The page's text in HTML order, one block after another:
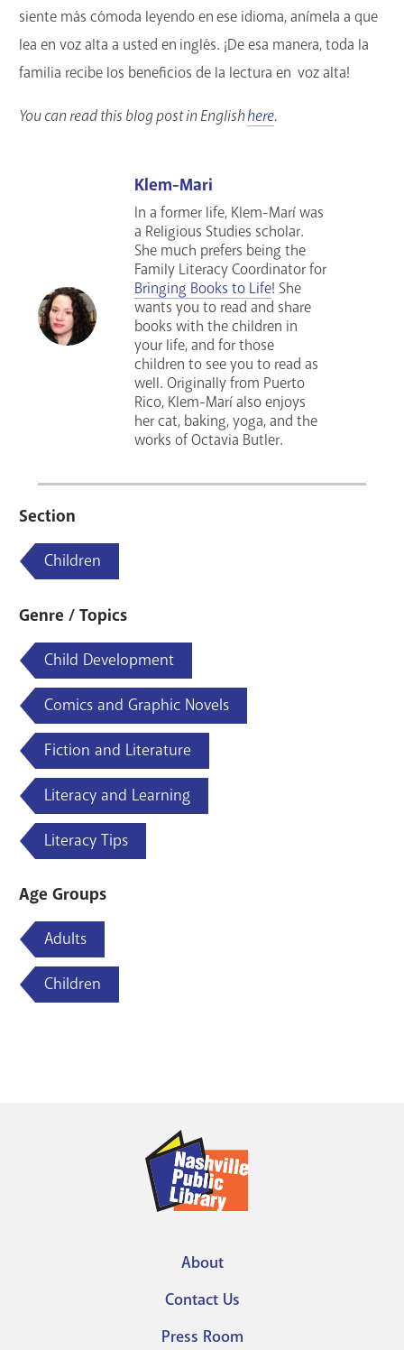
siente más cómoda leyendo en ese idioma, anímela a que
lea en voz alta a usted en inglés. ¡De esa manera, toda la
familia recibe los beneficios de la lectura en voz alta!
You can read this blog post in Englishhere.
Klem-Mari
In a former life, Klem-Marí was
a Religious Studies scholar.
She much prefers being the
Family Literacy Coordinator for
Bringing Books to Life! She
wants you to read and share
books with the children in
your life, and for those
children to see you to read as
well. Originally from Puerto
Rico, Klem-Marí also enjoys
her cat, baking, yoga, and the
works of Octavia Butler.
Section
Children
Genre / Topics
Child Development
Comics and Graphic Novels
Fiction and Literature
Literacy and Learning
Literacy Tips
Age Groups
Adults
Children
menu
About
Contact Us
Press Room